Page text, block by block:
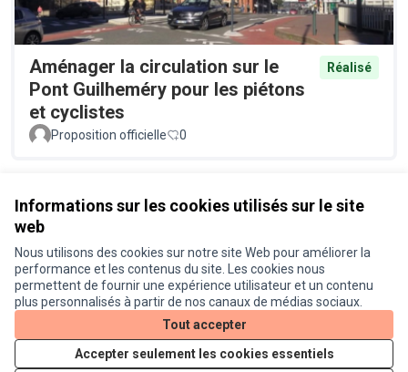
Informations sur les cookies utilisés sur le site
web
Nous utilisons des cookies sur notre site Web pour améliorer la
performance et les contenus du site. Les cookies nous
permettent de fournir une expérience utilisateur et un contenu
plus personnalisés à partir de nos canaux de médias sociaux.
Tout accepter
Accepter seulement les cookies essentiels
Aménager la circulation sur le
Pont Guilheméry pour les piétons
et cyclistes
Réalisé
Proposition officielle 0
Conditions d'utilisation
Paramètres des cookies
Je participe ! sur X
(Lien externe)
Je participe ! sur Facebook
Je participe ! sur Instagram